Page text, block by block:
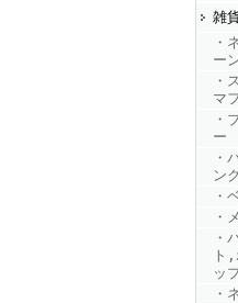
雑
・
ー
・
マ
・
ー
・
ン
・
・
・
ト
ッ
・